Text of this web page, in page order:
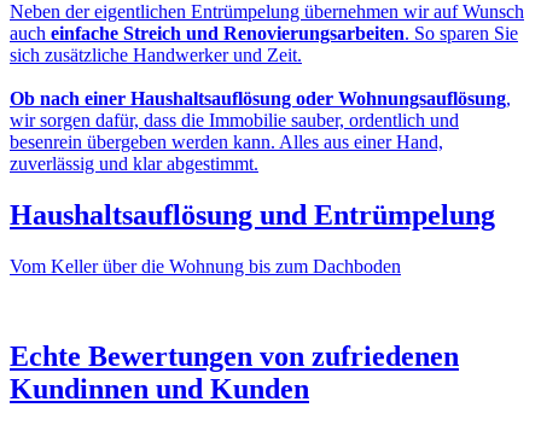
Neben der eigentlichen Entrümpelung übernehmen wir auf Wunsch
auch einfache Streich und Renovierungsarbeiten. So sparen Sie
sich zusätzliche Handwerker und Zeit.
Ob nach einer Haushaltsauflösung oder Wohnungsauflösung,
wir sorgen dafür, dass die Immobilie sauber, ordentlich und
besenrein übergeben werden kann. Alles aus einer Hand,
zuverlässig und klar abgestimmt.
Haushaltsauflösung und Entrümpelung
Vom Keller über die Wohnung bis zum Dachboden
NACHHER
Echte Bewertungen von zufriedenen
Kundinnen und Kunden